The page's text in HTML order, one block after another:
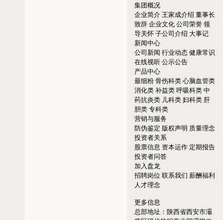
集团概况
企业简介 王家成介绍 董事长
致辞 企业文化 公司荣誉 领
导关怀 子公司介绍 大事记
新闻中心
公司新闻 行业动态 健康常识
在线视听 公示公告
产品中心
最细粉 骨伤科类 心脑血管类
消化类 补益类 呼吸科类 中
药抗炎类 儿科类 妇科类 肝
胆类 专科类
营销与服务
防伪鉴定 版权声明 质量理念
投资者关系
股票信息 资本运作 定期报告
投资者问答
加入盘龙
招聘岗位 联系我们 薪酬福利
人才理念
更多信息
总部地址： 陕西省西安市灞